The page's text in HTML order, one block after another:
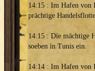
14:15 : Im Hafen von
prächtige
14:15 : Die mächtige
soeben in Tunis ein.
14:14 : Im Hafen von